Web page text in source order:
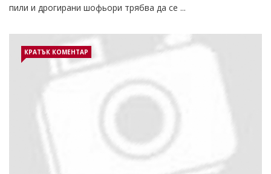
пили и дрогирани шофьори трябва да се ...
КРАТЪК КОМЕНТАР